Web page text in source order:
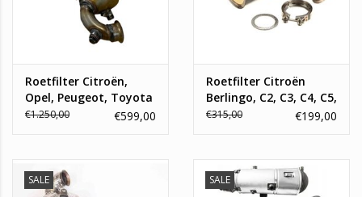
Roetfilter Citroën,
Opel, Peugeot, Toyota
€1.250,00 €599,00
Roetfilter Citroën
Berlingo, C2, C3, C4, C5,
Peugeot 207, 307,
€315,00 €199,00
SALE SALE